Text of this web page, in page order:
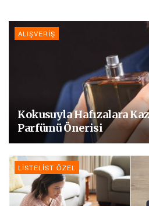
ALIŞVERIŞ
Kokusuyla Hafızalara
Parfümü Önerisi
LISTELIST ÖZEL